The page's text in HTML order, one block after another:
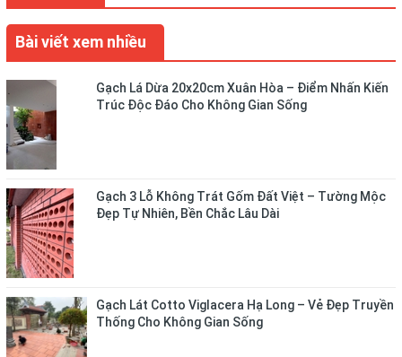
Bài viết xem nhiều
Gạch Lá Dừa 20x20cm Xuân Hòa – Điểm Nhấn Kiến
Trúc Độc Đáo Cho Không Gian Sống
Gạch 3 Lỗ Không Trát Gốm Đất Việt – Tường Mộc
Đẹp Tự Nhiên, Bền Chắc Lâu Dài
Gạch Lát Cotto Viglacera Hạ Long – Vẻ Đẹp Truyền
Thống Cho Không Gian Sống